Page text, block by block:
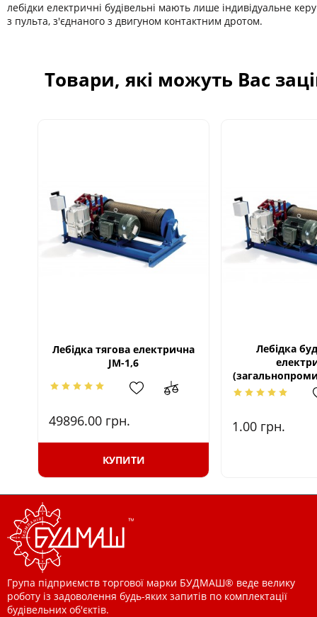
лебідки електричні будівельні мають лише індивідуальне
з пульта, з'єднаного з двигуном контактним дротом.
Товари, які можуть Вас
Лебідка тягова електрична
JМ-1,6
49896.00 грн.
КУПИТИ
Лебідка
1.00 грн.
Група підприємств торгової марки БУДМАШ® веде велику
роботу із задоволення будь-яких запитів по комплектації
будівельних об'єктів.